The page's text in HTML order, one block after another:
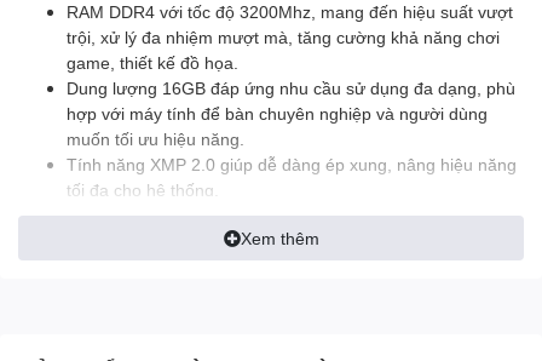
RAM DDR4 với tốc độ 3200Mhz, mang đến hiệu suất vượt
trội, xử lý đa nhiệm mượt mà, tăng cường khả năng chơi
game, thiết kế đồ họa.
Dung lượng 16GB đáp ứng nhu cầu sử dụng đa dạng, phù
hợp với máy tính để bàn chuyên nghiệp và người dùng
muốn tối ưu hiệu năng.
Tính năng XMP 2.0 giúp dễ dàng ép xung, nâng hiệu năng
tối đa cho hệ thống.
Thiết kế thanh lịch, hiệu quả tản nhiệt tối ưu, tương thích
với nhiều dòng mainboard hiện nay.
Xem thêm